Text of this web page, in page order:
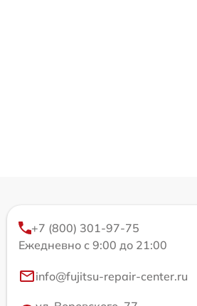
+7 (800) 301-97-75
Ежедневно с 9:00 до 21:00
info@fujitsu-repair-center.ru